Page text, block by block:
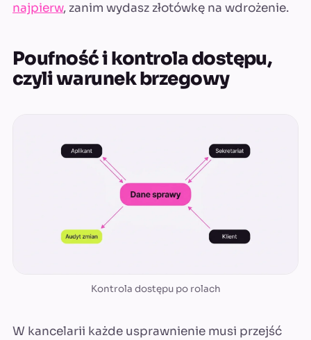
najpierw, zanim wydasz złotówkę na wdrożenie.
Poufność i kontrola dostępu,
czyli warunek brzegowy
Kontrola dostępu po rolach
W kancelarii każde usprawnienie musi przejść